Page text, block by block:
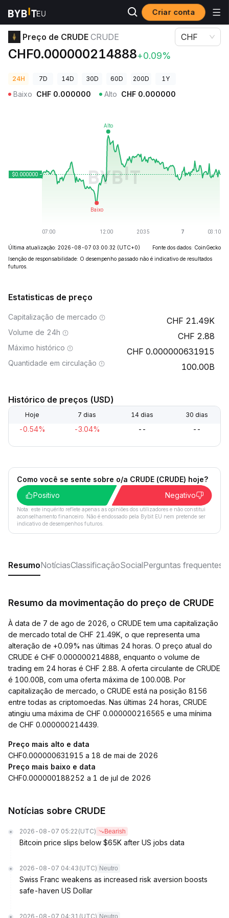
Criar conta
Preços de Criptomoedas Preço de CRUDE CRUDE
Preço de CRUDE CRUDE
CHF0.000000214888+0.09%
CHF
24H 7D 14D 30D 60D 200D 1Y
Baixo CHF 0.000000 Alto CHF 0.000000
Última atualização: 2026-08-07 03:00:32 (UTC+0)
Fonte dos dados: CoinGecko
Isenção de responsabilidade: O desempenho passado não é indicativo de resultados
futuros.
Estatisticas de preço
Capitalização de mercado 21.49K
Volume de 24h 2.88
Máximo histórico 0.000000631915
Quantidade em circulação 100.00B
Histórico de preços (USD)
Hoje 7 dias 14 dias 30 dias
-0.54% -3.04% -- --
Como você se sente sobre o/a CRUDE (CRUDE) hoje?
Positivo
Negativo
Nota: este inquérito reflete apenas as opiniões dos utilizadores e não constitui
aconselhamento financeiro. Não é endossado pela Bybit EU nem pretende ser
indicativo de desempenhos futuros.
ResumoNotíciasClassificaçãoSocialPerguntas frequentes
Resumo da movimentação do preço de CRUDE
À data de 7 de ago de 2026, o CRUDE tem uma capitalização
de mercado total de CHF 21.49K, o que representa uma
alteração de +0.09% nas últimas 24 horas. O preço atual do
CRUDE é CHF 0.000000214888, enquanto o volume de
trading em 24 horas é CHF 2.88. A oferta circulante de CRUDE
é 100.00B, com uma oferta máxima de 100.00B. Por
capitalização de mercado, o CRUDE está na posição 8156
entre todas as criptomoedas. Nas últimas 24 horas, CRUDE
atingiu uma máxima de CHF 0.000000216565 e uma mínima
de CHF 0.000000214439.
Preço mais alto e data
CHF0.000000631915 a 18 de mai de 2026
Preço mais baixo e data
CHF0.000000188252 a 1 de jul de 2026
Notícias sobre CRUDE
2026-08-07 05:22 (UTC) Bearish
Bitcoin price slips below $65K after US jobs data
2026-08-07 04:43 (UTC) Neutro
Swiss Franc weakens as increased risk aversion boosts
safe-haven US Dollar
2026-08-07 04:31 (UTC) Neutro